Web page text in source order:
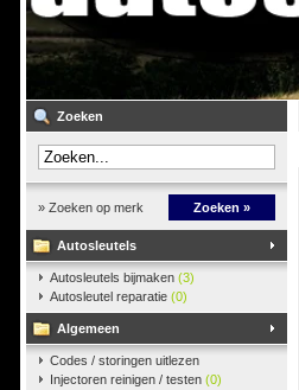
Zoeken
» Zoeken op merk Zoeken »
Autosleutels
Autosleutels bijmaken (3)
Autosleutel reparatie (0)
Algemeen
Codes / storingen uitlezen
Injectoren reinigen / testen (0)